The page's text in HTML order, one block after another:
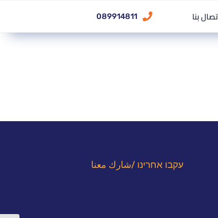
بنا 089914811
עקבו אחרינו /شارك معنا